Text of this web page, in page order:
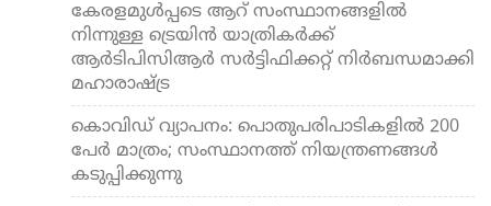
കേരളമുള്‍പ്പടെ ആറ് സംസ്ഥാനങ്ങളില്‍
നിന്നുള്ള ട്രെയിന്‍ യാത്രികര്‍ക്ക്
ആര്‍ടിപിസിആര്‍ സര്‍ട്ടിഫിക്കറ്റ് നിര്‍ബന്ധമാക്കി
മഹാരാഷ്ട്ര
കൊവിഡ് വ്യാപനം: പൊതുപരിപാടികളില്‍ 200
പേര്‍ മാത്രം; സംസ്ഥാനത്ത് നിയന്ത്രണങ്ങള്‍
കടുപ്പിക്കുന്നു